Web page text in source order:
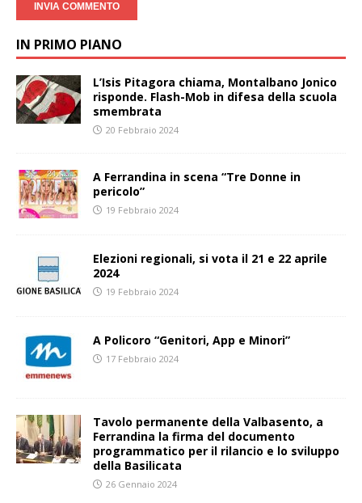
IN PRIMO PIANO
L’Isis Pitagora chiama, Montalbano Jonico
risponde. Flash-Mob in difesa della scuola
smembrata
20 Febbraio 2024
A Ferrandina in scena “Tre Donne in
pericolo”
19 Febbraio 2024
Elezioni regionali, si vota il 21 e 22 aprile
2024
19 Febbraio 2024
A Policoro “Genitori, App e Minori”
17 Febbraio 2024
Tavolo permanente della Valbasento, a
Ferrandina la firma del documento
programmatico per il rilancio e lo sviluppo
della Basilicata
26 Gennaio 2024